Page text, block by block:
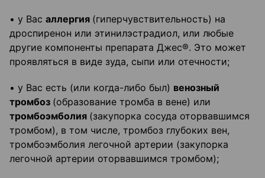
• у Вас аллергия (гиперчувствительность) на
дроспиренон или этинилэстрадиол, или любые
другие компоненты препарата Джес®. Это может
проявляться в виде зуда, сыпи или отечности;
• у Вас есть (или когда-либо был) венозный
тромбоз (образование тромба в вене) или
тромбоэмболия (закупорка сосуда оторвавшимся
тромбом), в том числе, тромбоз глубоких вен,
тромбоэмболия легочной артерии (закупорка
легочной артерии оторвавшимся тромбом);